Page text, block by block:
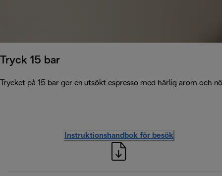
Tryck 15 bar
Trycket på 15 bar ger en utsökt espresso med härlig arom och
Instruktionshandbok för besök